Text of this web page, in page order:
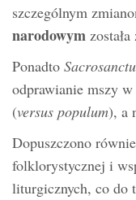
szczególnym
narodowym
Ponadto
odprawianie mszy w
(versus populum), a
Dopuszczono
folklorystycznej i
liturgicznych, co do